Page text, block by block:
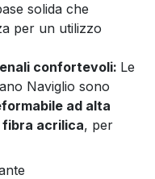
solida che
per un utilizzo
confortevoli: Le
Naviglio sono
ad alta
acrilica, per